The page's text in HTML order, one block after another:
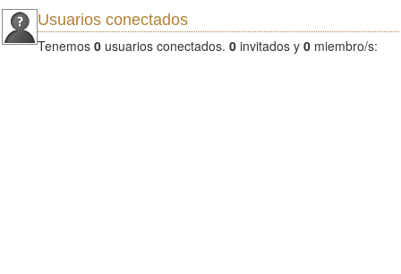
Usuarios conectados
Tenemos 0 usuarios conectados. 0 invitados y 0 miembro/s: